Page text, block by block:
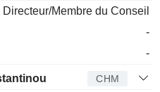
Directeur/Membre du Conseil
-
-
CHM